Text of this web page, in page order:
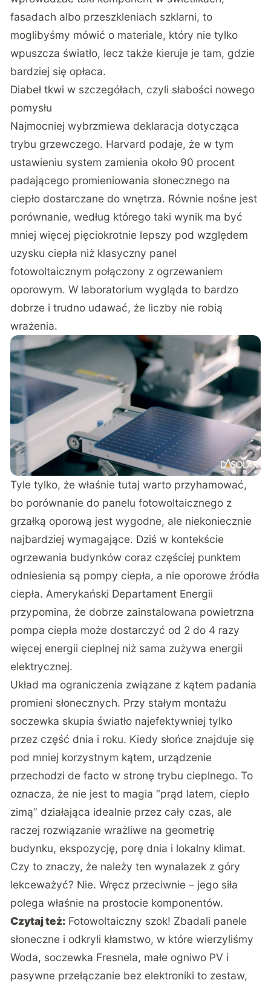
fasadach albo przeszkleniach szklarni, to
moglibyśmy mówić o materiale, który nie tylko
wpuszcza światło, lecz także kieruje je tam, gdzie
bardziej się opłaca.
Diabeł tkwi w szczegółach, czyli słabości nowego
pomysłu
Najmocniej wybrzmiewa deklaracja dotycząca
trybu grzewczego. Harvard podaje, że w tym
ustawieniu system zamienia około 90 procent
padającego promieniowania słonecznego na
ciepło dostarczane do wnętrza. Równie nośne jest
porównanie, według którego taki wynik ma być
mniej więcej pięciokrotnie lepszy pod względem
uzysku ciepła niż klasyczny panel
fotowoltaicznym połączony z ogrzewaniem
oporowym. W laboratorium wygląda to bardzo
dobrze i trudno udawać, że liczby nie robią
wrażenia.
Tyle tylko, że właśnie tutaj warto przyhamować,
bo porównanie do panelu fotowoltaicznego z
grzałką oporową jest wygodne, ale niekoniecznie
najbardziej wymagające. Dziś w kontekście
ogrzewania budynków coraz częściej punktem
odniesienia są pompy ciepła, a nie oporowe źródła
ciepła. Amerykański Departament Energii
przypomina, że dobrze zainstalowana powietrzna
pompa ciepła może dostarczyć od 2 do 4 razy
więcej energii cieplnej niż sama zużywa energii
elektrycznej.
Układ ma ograniczenia związane z kątem padania
promieni słonecznych. Przy stałym montażu
soczewka skupia światło najefektywniej tylko
przez część dnia i roku. Kiedy słońce znajduje się
pod mniej korzystnym kątem, urządzenie
przechodzi de facto w stronę trybu cieplnego. To
oznacza, że nie jest to magia “prąd latem, ciepło
zimą” działająca idealnie przez cały czas, ale
raczej rozwiązanie wrażliwe na geometrię
budynku, ekspozycję, porę dnia i lokalny klimat.
Czy to znaczy, że należy ten wynalazek z góry
lekceważyć? Nie. Wręcz przeciwnie – jego siła
polega właśnie na prostocie komponentów.
Czytaj też: Fotowoltaiczny szok! Zbadali panele
słoneczne i odkryli kłamstwo, w które wierzyliśmy
Woda, soczewka Fresnela, małe ogniwo PV i
pasywne przełączanie bez elektroniki to zestaw,